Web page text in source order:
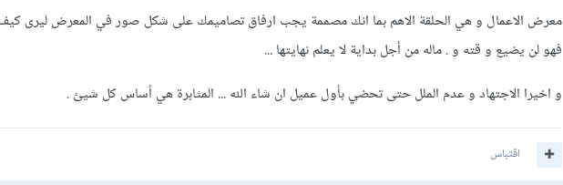
معرض الاعمال و هي الحلقة الاهم بما انك مصممة يجب ارفاق تصاميمك على شكل صور في المعرض ليرى
فهو لن يضيع و قته و . ماله من أجل بداية لا يعلم نهايتها ...
و اخيرا الاجتهاد و عدم الملل حتى تحضي بأول عميل ان شاء الله ... المثابرة هي أساس كل شيئ .
اقتباس